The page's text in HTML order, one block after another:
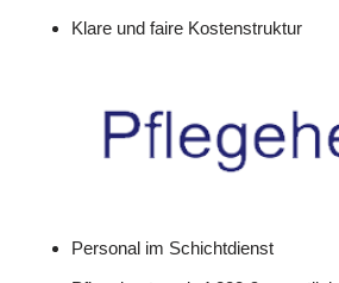
Klare und faire Kostenstruktur
Personal im Schichtdienst